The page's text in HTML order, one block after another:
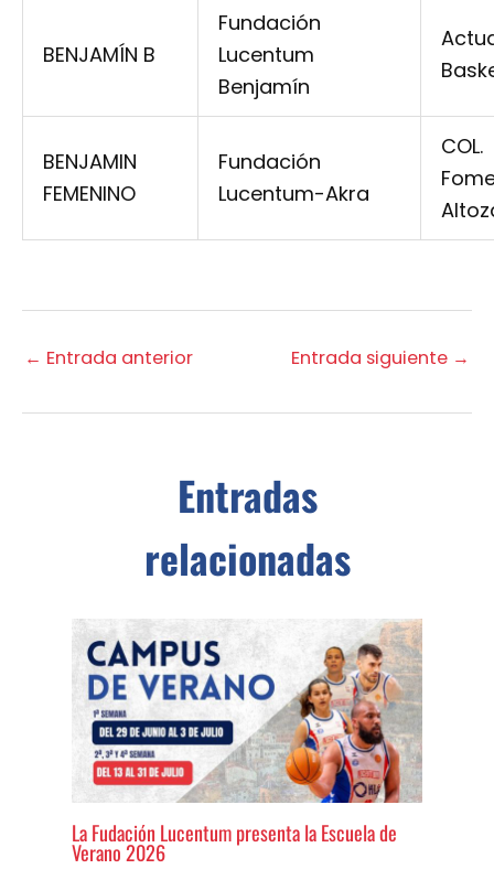
BENJAMÍN B
Fundación
Lucentum
Benjamín
BENJAMIN
FEMENINO
Fundación
Lucentum-Akra
COL.
← Entrada anterior Entrada siguiente →
Entradas
relacionadas
La Fudación Lucentum presenta la Escuela de
Verano 2026